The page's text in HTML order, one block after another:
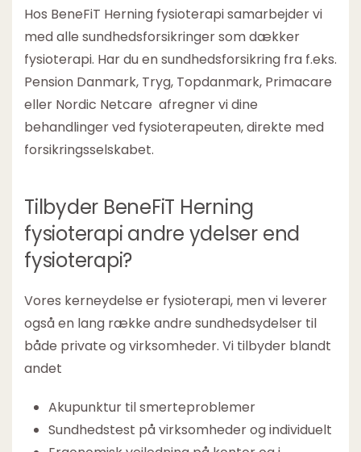
Hos BeneFiT Herning fysioterapi samarbejder vi
med alle sundhedsforsikringer som dækker
fysioterapi. Har du en sundhedsforsikring fra f.eks.
Pension Danmark, Tryg, Topdanmark, Primacare
eller Nordic Netcare afregner vi dine
behandlinger ved fysioterapeuten, direkte med
forsikringsselskabet.
Tilbyder BeneFiT Herning
fysioterapi andre ydelser end
fysioterapi?
Vores kerneydelse er fysioterapi, men vi leverer
også en lang række andre sundhedsydelser til
både private og virksomheder. Vi tilbyder blandt
andet
Akupunktur til smerteproblemer
Sundhedstest på virksomheder og individuelt